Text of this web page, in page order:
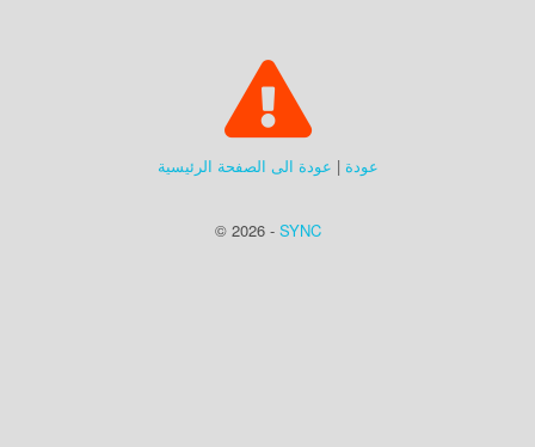
عودة | عودة الى الصفحة الرئيسية
© 2026 - SYNC